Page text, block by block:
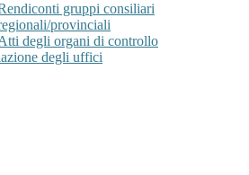
gruppi consiliari
provinciali
degli organi di controllo
degli uffici